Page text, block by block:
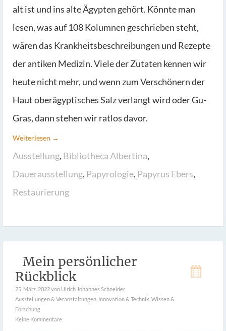
alt ist und ins alte Ägypten gehört. Könnte man
lesen, was auf 108 Kolumnen geschrieben steht,
wären das Krankheitsbeschreibungen und Rezepte
der antiken Medizin. Viele der Zutaten kennen wir
heute nicht mehr, und wenn zum Verschönern der
Haut oberägyptisches Salz verlangt wird oder Gu-
Gras, dann stehen wir ratlos davor.
Weiterlesen →
Ausstellung, Bibliotheca Albertina,
Dauerausstellung, Papyrologie, Papyrus Ebers,
Restaurierung
Mein persönlicher
Rückblick
25. März. 2022von Ulrich Johannes Schneider
Ausstellungen & Veranstaltungen Innovation & Technik Wissen &
Forschung
Keine Kommentare